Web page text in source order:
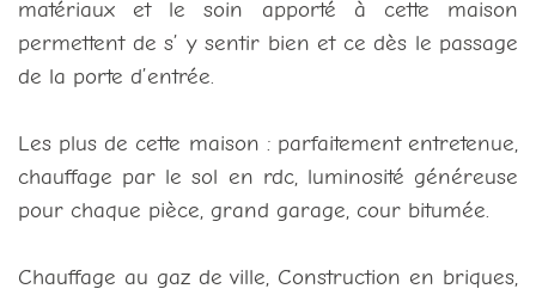
matériaux et le soin apporté à cette maison
permettent de s’ y sentir bien et ce dès le passage
de la porte d’entrée.
Les plus de cette maison : parfaitement entretenue,
chauffage par le sol en rdc, luminosité généreuse
pour chaque pièce, grand garage, cour bitumée.
Chauffage au gaz de ville, Construction en briques,